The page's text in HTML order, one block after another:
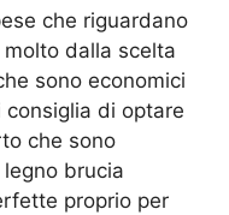
che riguardano
dalla scelta
sono economici
consiglia di optare
che sono
brucia
proprio per